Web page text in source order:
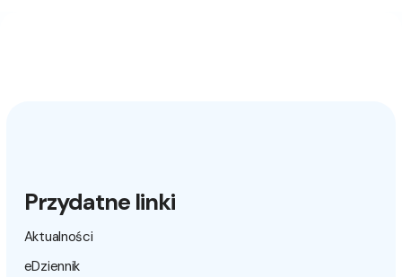
Przydatne linki
Aktualności
eDziennik